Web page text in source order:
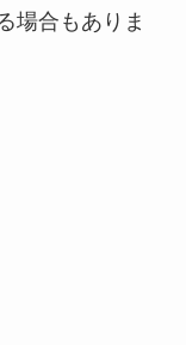
場合もありま